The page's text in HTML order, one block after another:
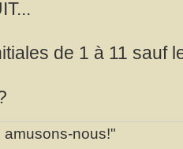
de 1 à 11 sauf
nous!"